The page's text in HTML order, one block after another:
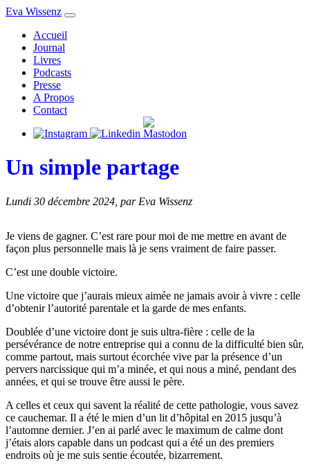
Eva Wissenz
Accueil
Journal
Livres
Podcasts
Presse
A Propos
Contact
Un simple partage
Lundi 30 décembre 2024 par Eva Wissenz
Je viens de gagner. C’est rare pour moi de me mettre en avant de
façon plus personnelle mais là je sens vraiment de faire passer.
C’est une double victoire.
Une victoire que j’aurais mieux aimée ne jamais avoir à vivre : celle
d’obtenir l’autorité parentale et la garde de mes enfants.
Doublée d’une victoire dont je suis ultra-fière : celle de la
persévérance de notre entreprise qui a connu de la difficulté bien sûr,
comme partout, mais surtout écorchée vive par la présence d’un
pervers narcissique qui m’a minée, et qui nous a miné, pendant des
années, et qui se trouve être aussi le père.
A celles et ceux qui savent la réalité de cette pathologie, vous savez
ce cauchemar. Il a été le mien d’un lit d’hôpital en 2015 jusqu’à
l’automne dernier. J’en ai parlé avec le maximum de calme dont
j’étais alors capable dans un podcast qui a été un des premiers
endroits où je me suis sentie écoutée, bizarrement.